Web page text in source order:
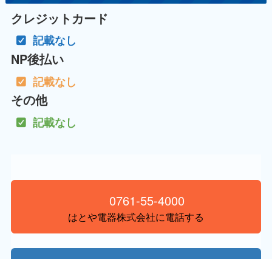
クレジットカード
記載なし
NP後払い
記載なし
その他
記載なし
0761-55-4000
はとや電器株式会社に電話する